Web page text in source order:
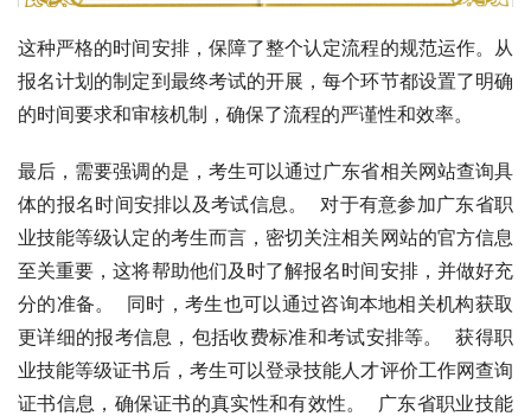
这种严格的时间安排，保障了整个认定流程的规范运作。从
报名计划的制定到最终考试的开展，每个环节都设置了明确
的时间要求和审核机制，确保了流程的严谨性和效率。
最后，需要强调的是，考生可以通过广东省相关网站查询具
体的报名时间安排以及考试信息。  对于有意参加广东省职
业技能等级认定的考生而言，密切关注相关网站的官方信息
至关重要，这将帮助他们及时了解报名时间安排，并做好充
分的准备。  同时，考生也可以通过咨询本地相关机构获取
更详细的报考信息，包括收费标准和考试安排等。  获得职
业技能等级证书后，考生可以登录技能人才评价工作网查询
证书信息，确保证书的真实性和有效性。  广东省职业技能